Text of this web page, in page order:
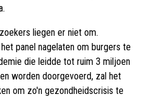
liegen er niet om.
panel nagelaten om burgers te
die leidde tot ruim 3 miljoen
worden doorgevoerd, zal het
om zo'n gezondheidscrisis te